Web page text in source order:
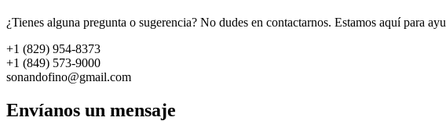
¿Tienes alguna pregunta o sugerencia? No dudes en contactarnos. Estamos aquí para
+1 (829) 954-8373
+1 (849) 573-9000
sonandofino@gmail.com
Envíanos un mensaje